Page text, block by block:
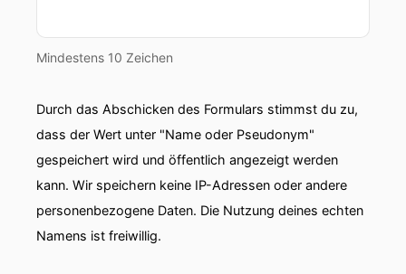
Mindestens 10 Zeichen
Durch das Abschicken des Formulars stimmst du zu,
dass der Wert unter "Name oder Pseudonym"
gespeichert wird und öffentlich angezeigt werden
kann. Wir speichern keine IP-Adressen oder andere
personenbezogene Daten. Die Nutzung deines echten
Namens ist freiwillig.